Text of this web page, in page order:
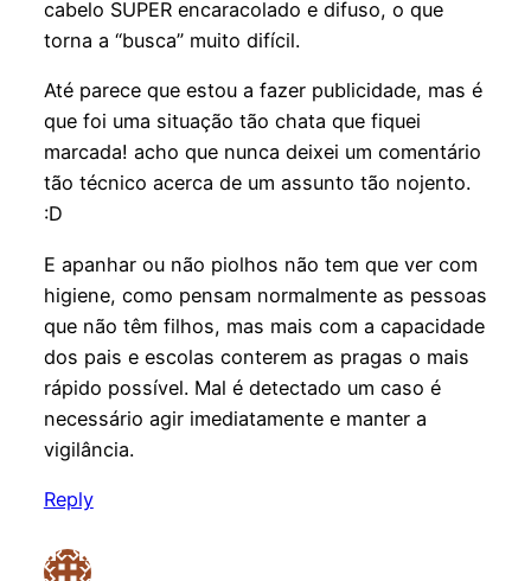
cabelo SUPER encaracolado e difuso, o que
torna a “busca” muito difícil.
Até parece que estou a fazer publicidade, mas é
que foi uma situação tão chata que fiquei
marcada! acho que nunca deixei um comentário
tão técnico acerca de um assunto tão nojento.
:D
E apanhar ou não piolhos não tem que ver com
higiene, como pensam normalmente as pessoas
que não têm filhos, mas mais com a capacidade
dos pais e escolas conterem as pragas o mais
rápido possível. Mal é detectado um caso é
necessário agir imediatamente e manter a
vigilância.
Reply